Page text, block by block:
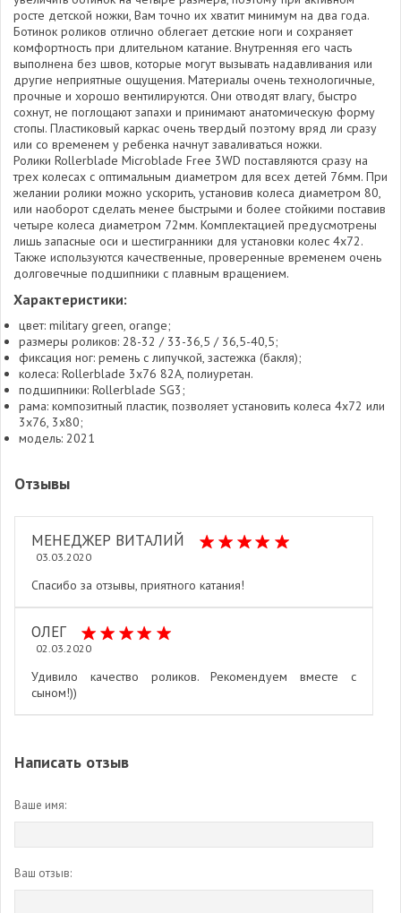
росте детской ножки, Вам точно их хватит минимум на два года.
Ботинок роликов отлично облегает детские ноги и сохраняет
комфортность при длительном катание. Внутренняя его часть
выполнена без швов, которые могут вызывать надавливания или
другие неприятные ощущения. Материалы очень технологичные,
прочные и хорошо вентилируются. Они отводят влагу, быстро
сохнут, не поглощают запахи и принимают анатомическую форму
стопы. Пластиковый каркас очень твердый поэтому вряд ли сразу
или со временем у ребенка начнут заваливаться ножки.
Ролики Rollerblade Microblade Free 3WD поставляются сразу на
трех колесах с оптимальным диаметром для всех детей 76мм. При
желании ролики можно ускорить, установив колеса диаметром 80,
или наоборот сделать менее быстрыми и более стойкими поставив
четыре колеса диаметром 72мм. Комплектацией предусмотрены
лишь запасные оси и шестигранники для установки колес 4х72.
Также используются качественные, проверенные временем очень
долговечные подшипники с плавным вращением.
Характеристики:
цвет: military green, orange;
размеры роликов: 28-32 / 33-36,5 / 36,5-40,5;
фиксация ног: ремень с липучкой, застежка (бакля);
колеса: Rollerblade 3x76 82А, полиуретан.
подшипники: Rollerblade SG3;
рама: композитный пластик, позволяет установить колеса 4х72 или
3х76, 3х80;
модель: 2021
Отзывы
МЕНЕДЖЕР ВИТАЛИЙ
03.03.2020
Спасибо за отзывы, приятного катания!
ОЛЕГ
02.03.2020
Удивило качество роликов. Рекомендуем вместе с
сыном!))
Написать отзыв
Ваше имя:
Ваш отзыв: